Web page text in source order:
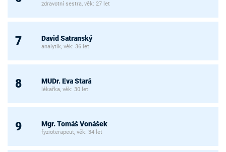
zdravotní sestra, věk: 27 let
7 David Satranský
analytik, věk: 36 let
8 MUDr. Eva Stará
lékařka, věk: 30 let
9 Mgr. Tomáš Vonášek
fyzioterapeut, věk: 34 let